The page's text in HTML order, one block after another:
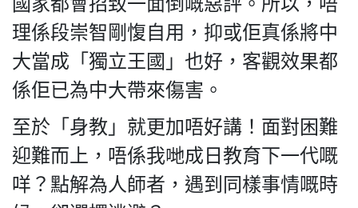
理係段崇智剛愎自用，抑或佢真係將中
大當成「獨立王國」也好，客觀效果都
係佢已為中大帶來傷害。
至於「身教」就更加唔好講！面對困難
迎難而上，唔係我哋成日教育下一代嘅
咩？點解為人師者，遇到同樣事情嘅時